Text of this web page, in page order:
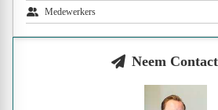
Medewerkers
Neem